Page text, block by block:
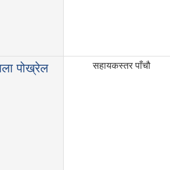
पोख्रेल सहायकस्तर पाँचौ